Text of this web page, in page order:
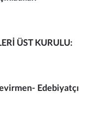
ÜST KURULU:
Edebiyatçı